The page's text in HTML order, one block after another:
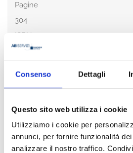
Consenso Dettagli
Questo sito web utilizza i cookie
Utilizziamo i cookie per
annunci, per fornire funzionalità
analizzare il nostro traffico.
Pagine
304
ISBN
88-449-0769-0
Prezzo di copertina
€
Prezzo Internet Sconto 5%
€
IVA assolta dall'editore